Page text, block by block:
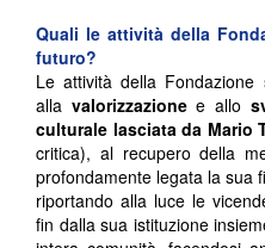
Quali le attività della
futuro?
Le attività della
alla valorizzazionee allo
culturale lasciata da Mario
critica), al recupero della
profondamente legata la sua
riportando alla luce le
fin dalla sua istituzione